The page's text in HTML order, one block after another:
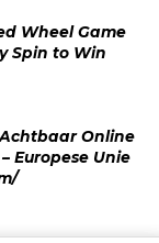
Wheel Game
Spin to Win
Online
Europese Unie